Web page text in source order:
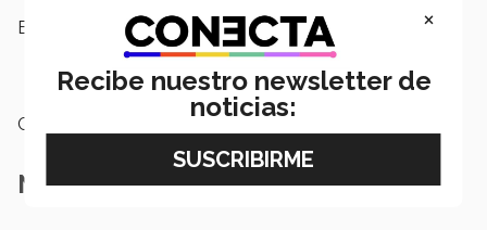
Etiquetas: Campus Sonora Norte,
IEEGL,
Emprendimiento,
Escuela de negocios
Categoría:
Notas Relacionadas
×
Recibe nuestro newsletter de
noticias: